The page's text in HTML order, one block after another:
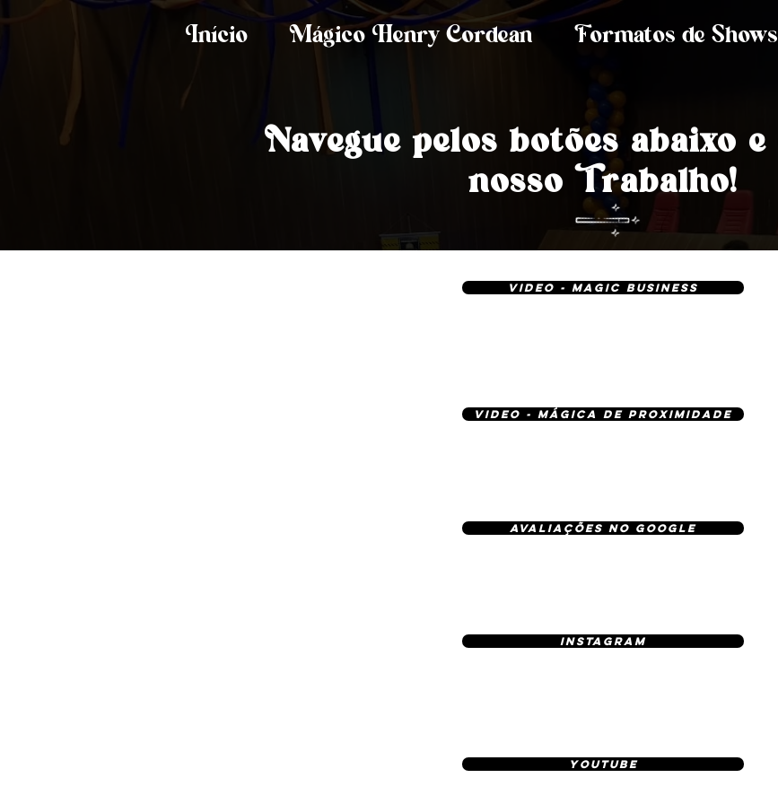
Início Mágico Henry Cordean Formatos de Shows
Navegue pelos botões abaixo e
nosso Trabalho!
VIDEO - MAGIC BUSINESS
video - MÁGICA DE PROXIMIDADE
AVALIAÇÕES NO GOOGLE
INSTAGRAM
YOUTUBE